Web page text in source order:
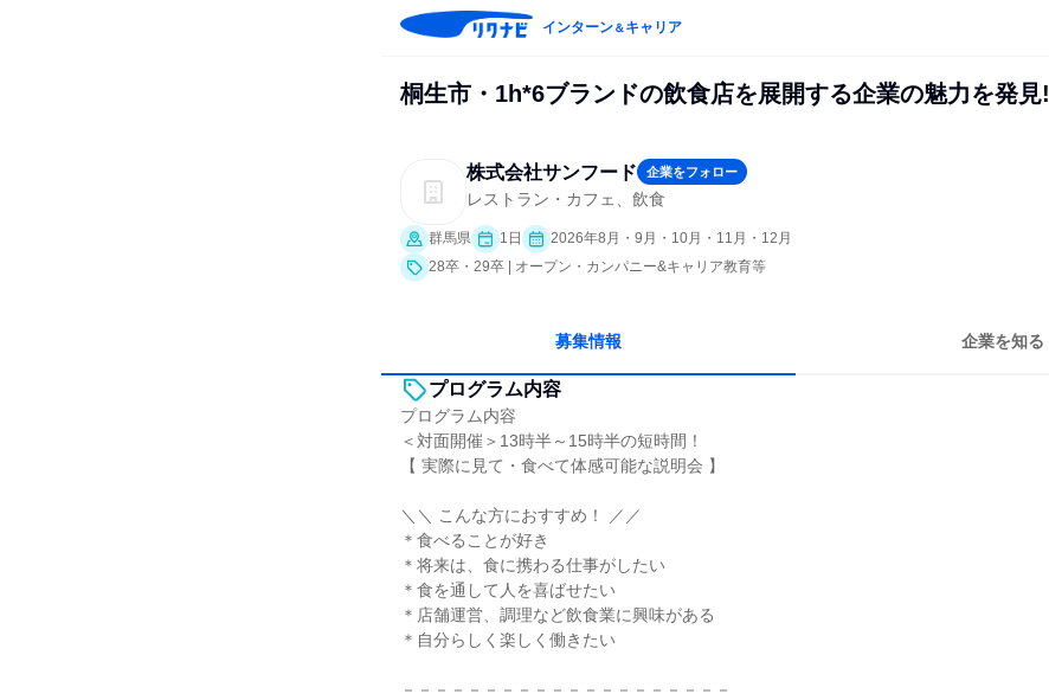
インターン＆キャリア
桐生市・1h*6ブランドの飲食店を展開する企業の魅力を発見!
株式会社サンフード 企業をフォロー
レストラン・カフェ、飲食
群馬県 1日
2026年8月・9月・10月・11月・12月
28卒・29卒 | オープン・カンパニー&キャリア教育等
募集情報 企業を知る
プログラム内容
プログラム内容
＜対面開催＞13時半～15時半の短時間！
【 実際に見て・食べて体感可能な説明会 】
＼＼ こんな方におすすめ！ ／／
＊食べることが好き
＊将来は、食に携わる仕事がしたい
＊食を通して人を喜ばせたい
＊店舗運営、調理など飲食業に興味がある
＊自分らしく楽しく働きたい
－－－－－－－－－－－－－－－－－－－－